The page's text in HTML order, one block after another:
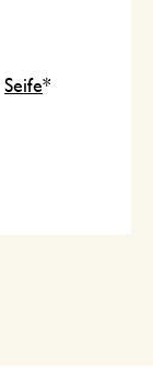
Seife*